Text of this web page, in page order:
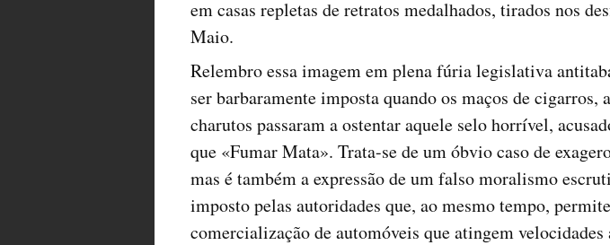
em casas repletas de retratos medalhados, tirados nos
Maio.
Relembro essa imagem em plena fúria legislativa
ser barbaramente imposta quando os maços de cigarros,
charutos passaram a ostentar aquele selo horrível,
que «Fumar Mata». Trata-se de um óbvio caso de
mas é também a expressão de um falso moralismo
imposto pelas autoridades que, ao mesmo tempo,
comercialização de automóveis que atingem velocidades